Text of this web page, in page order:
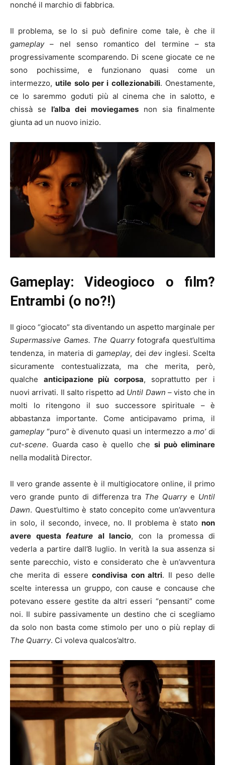
nonché il marchio di fabbrica.
Il problema, se lo si può definire come tale, è che il
gameplay– nel senso romantico del termine – sta
progressivamente scomparendo. Di scene giocate ce ne
sono pochissime, e funzionano quasi come un
intermezzo,utile solo per i collezionabili. Onestamente,
ce lo saremmo goduti più al cinema che in salotto, e
chissà se l’alba dei moviegames non sia finalmente
giunta ad un nuovo inizio.
Gameplay: Videogioco o film?
Entrambi (o no?!)
Il gioco “giocato” sta diventando un aspetto marginale per
Supermassive Games. The Quarryfotografa quest’ultima
tendenza, in materia di gameplay, dei devinglesi. Scelta
sicuramente contestualizzata, ma che merita, però,
qualche anticipazione più corposa, soprattutto per i
nuovi arrivati. Il salto rispetto ad Until Dawn –visto che in
molti lo ritengono il suo successore spirituale – è
abbastanza importante. Come anticipavamo prima, il
gameplay“puro” è divenuto quasi un intermezzo amo’di
cut-scene. Guarda caso è quello che si può eliminare
nella modalità Director.
Il vero grande assente è il multigiocatore online, il primo
vero grande punto di differenza tra The Quarrye Until
Dawn. Quest’ultimo è stato concepito come un’avventura
in solo, il secondo, invece, no. Il problema è stato non
avere questa feature al lancio, con la promessa di
vederla a partire dall’8 luglio. In verità la sua assenza si
sente parecchio, visto e considerato che è un’avventura
che merita di esserecondivisa con altri. Il peso delle
scelte interessa un gruppo, con cause e concause che
potevano essere gestite da altri esseri “pensanti” come
noi. Il subire passivamente un destino che ci scegliamo
da solo non basta come stimolo per uno o più replay di
The Quarry. Ci voleva qualcos’altro.